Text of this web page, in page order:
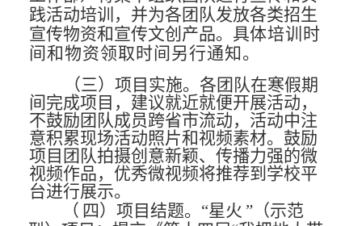
践活动培训，并为各团队发放各类招生
宣传物资和宣传文创产品。具体培训时
间和物资领取时间另行通知。
（三）项目实施。各团队在寒假期
间完成项目，建议就近就便开展活动，
不鼓励团队成员跨省市流动，活动中注
意积累现场活动照片和视频素材。鼓励
项目团队拍摄创意新颖、传播力强的微
视频作品，优秀微视频将推荐到学校平
台进行展示。
（ 四）项目结题。 “星火 ”（示范